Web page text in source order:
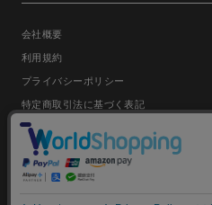
会社概要
利用規約
プライバシーポリシー
特定商取引法に基づく表記
日本語 English